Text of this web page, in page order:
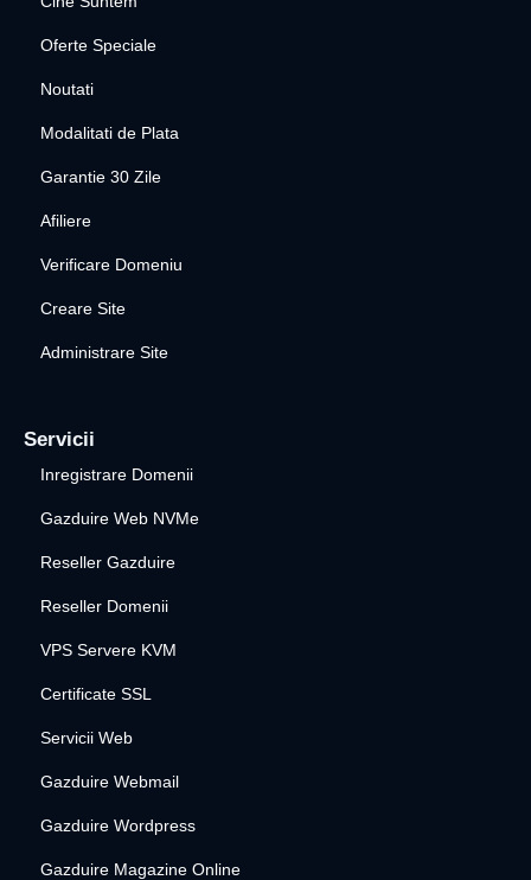
Oferte Speciale
Noutati
Modalitati de Plata
Garantie 30 Zile
Afiliere
Verificare Domeniu
Creare Site
Administrare Site
Servicii
Inregistrare Domenii
Gazduire Web NVMe
Reseller Gazduire
Reseller Domenii
VPS Servere KVM
Certificate SSL
Servicii Web
Gazduire Webmail
Gazduire Wordpress
Gazduire Magazine Online